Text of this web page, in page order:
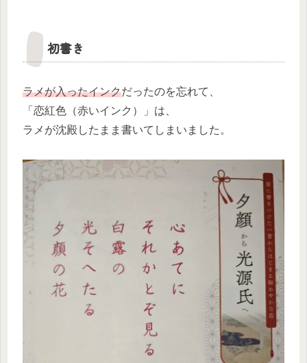
初書き
ラメが入ったインクだったのを忘れて、
「恋紅色（赤いインク）」は、
ラメが沈殿したまま書いてしまいました。